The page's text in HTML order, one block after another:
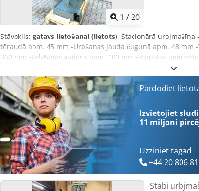
1 /20
Stāvoklis: gatavs lietošanai (lietots), Stacionārā urbjmašīna
tēraudā apm. 45 mm -Urbšanas jauda čugunā apm. 48 mm
350 mm -Urbšanas gājiens apm. 180 mm -Vārpstas
(BEZPAKĀPES) -Automātiskā padeve 0,1–0,2–0,3–0,4 mm/
virsmas izmēri apm. 600 x 460 mm -Darba virsmas
regulēšana ar kloķi -Kolonnas diametrs apm. 200 mm -
sistēma -Darba apgaismojums -Apgriezienu skaitītājs Izmēri:
1200 kg Dodpfsznlf Eox Abiskr Kļūdas / ievadīšanas kļūdas
Pārdodiet
Izvietojiet
11 miljoni
Uzziniet tagad
+44 20 806
Stabi